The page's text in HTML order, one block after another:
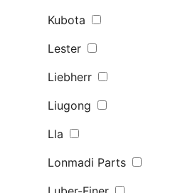
Kubota
Lester
Liebherr
Liugong
Lla
Lonmadi Parts